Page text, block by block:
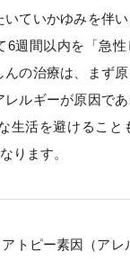
ていかゆみを伴
週間以内を「急
んの治療は、まず
ルギーが原因で
生活を避けるこ
ります。
トピー素因（ア